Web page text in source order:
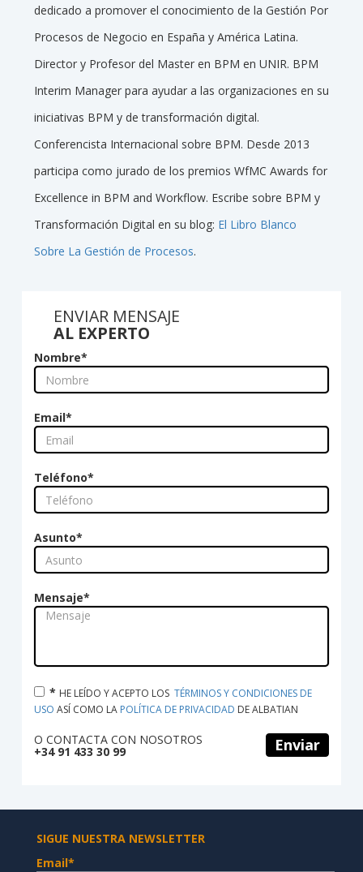
dedicado a promover el conocimiento de la Gestión Por
Procesos de Negocio en España y América Latina.
Director y Profesor del Master en BPM en UNIR. BPM
Interim Manager para ayudar a las organizaciones en su
iniciativas BPM y de transformación digital.
Conferencista Internacional sobre BPM. Desde 2013
participa como jurado de los premios WfMC Awards for
Excellence in BPM and Workflow. Escribe sobre BPM y
Transformación Digital en su blog: El Libro Blanco
Sobre La Gestión de Procesos.
ENVIAR MENSAJE
AL EXPERTO
Nombre*
Email*
Teléfono*
Asunto*
Mensaje*
* HE LEÍDO Y ACEPTO LOS TÉRMINOS Y CONDICIONES DE
USO ASÍ COMO LA POLÍTICA DE PRIVACIDAD DE ALBATIAN
O CONTACTA CON NOSOTROS
+34 91 433 30 99 Enviar
SIGUE NUESTRA NEWSLETTER
Email*